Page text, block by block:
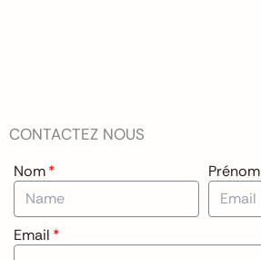
CONTACTEZ NOUS
Nom Prénom
Email